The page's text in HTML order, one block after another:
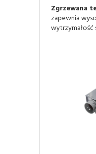
Zgrzewana
zapewnia
wytrzymałość